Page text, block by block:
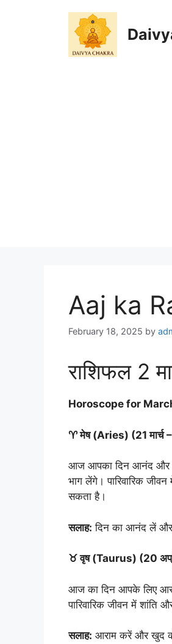
Aaj ka
February 18, 2025 by
राशिफल 2
Horoscope for
♈ मेष (Aries) (21 मार्च
आज आपका दिन आनंद और
भाग लेंगे। पारिवारिक
सकता है।
सलाह: दिन का आनंद लें और
♉ वृष (Taurus) (20
आज का दिन आपके लिए
पारिवारिक जीवन में शांति
सलाह: आराम करें और खुद